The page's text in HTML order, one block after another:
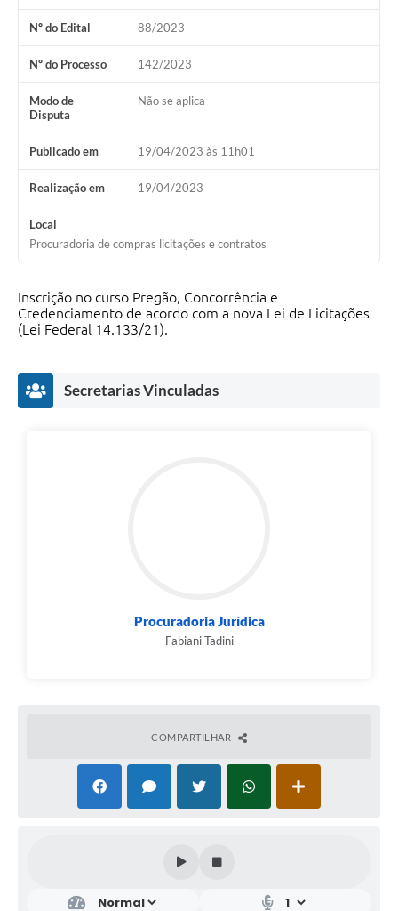
Nº do Edital 88/2023
Nº do Processo 142/2023
Modo de
Disputa
Não se aplica
Publicado em 19/04/2023 às 11h01
Realização em 19/04/2023
Local
Procuradoria de compras licitações e contratos
Inscrição no curso Pregão, Concorrência e
Credenciamento de acordo com a nova Lei de Licitações
(Lei Federal 14.133/21).
Secretarias Vinculadas
Procuradoria Jurídica
Fabiani Tadini
COMPARTILHAR